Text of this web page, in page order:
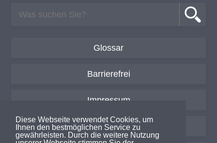
Diese Webseite verwendet Cookies, um
Ihnen den bestmöglichen Service zu
gewährleisten. Durch die weitere Nutzung
Glossar
Barrierefrei
Impressum
Datenschutzerklärung